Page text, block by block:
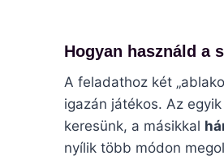
Hogyan használd a
A feladathoz két
igazán játékos. Az
keresünk, a másikkal
nyílik több módon